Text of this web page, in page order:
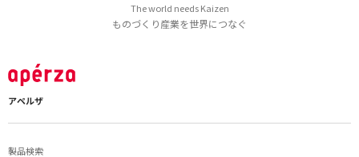
The world needs Kaizen
ものづくり産業を世界につなぐ
アペルザ
製品検索